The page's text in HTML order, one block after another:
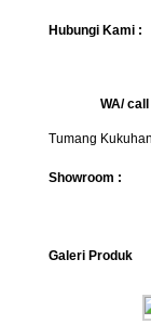
Hubungi Kami :
Tumang
Showroom :
Galeri Produk